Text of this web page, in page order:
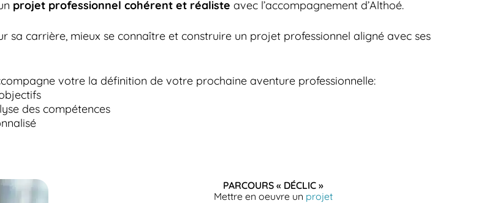
projet professionnel cohérent et réalisteavec l’accompagnement d’Althoé.
sa carrière, mieux se connaître et construire un projet professionnel aligné avec ses
votre la définition de votre prochaine aventure professionnelle:
des compétences
PARCOURS « DÉCLIC »
Mettre en oeuvre un projet